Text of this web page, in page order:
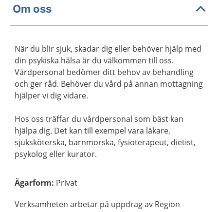
Om oss
När du blir sjuk, skadar dig eller behöver hjälp med
din psykiska hälsa är du välkommen till oss.
Vårdpersonal bedömer ditt behov av behandling
och ger råd. Behöver du vård på annan mottagning
hjälper vi dig vidare.
Hos oss träffar du vårdpersonal som bäst kan
hjälpa dig. Det kan till exempel vara läkare,
sjuksköterska, barnmorska, fysioterapeut, dietist,
psykolog eller kurator.
Ägarform: Privat
Verksamheten arbetar på uppdrag av Region